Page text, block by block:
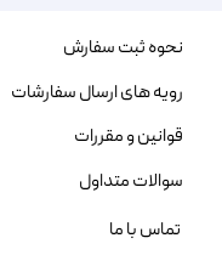
نحوه ثبت سفارش
رویه های ارسال سفارشات
قوانین و مقررات
سوالات متداول
تماس با ما